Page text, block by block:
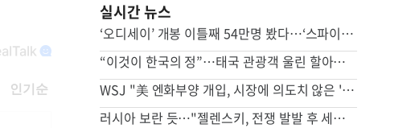
실시간 뉴스
‘오디세이’ 개봉 이틀째 54만명 봤다…‘스파이더맨 4’ 꺾고 1위
“이것이 한국의 정”…태국 관광객 울린 할아버지 사연, 뭐길래
WSJ "美 엔화부양 개입, 시장에 의도치 않은 '유동성' 부작용"
러시아 보란 듯…"젤렌스키, 전쟁 발발 후 세르비아 첫 방문"